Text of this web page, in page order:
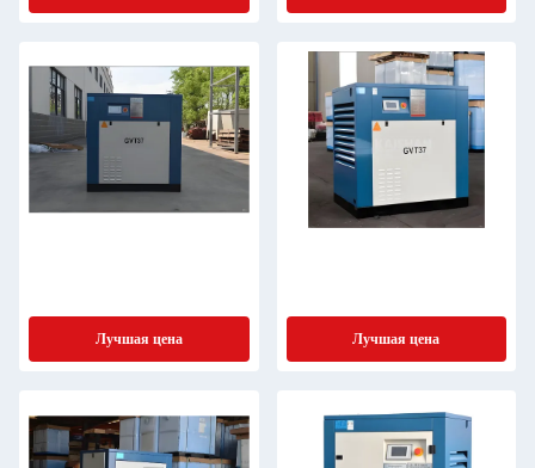
Лучшая цена Лучшая цена